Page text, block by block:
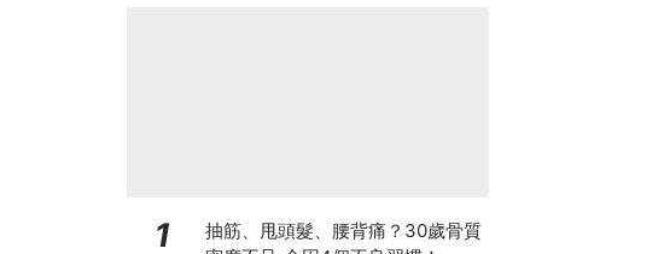
1
抽筋、甩頭髮、腰背痛？30歲骨質